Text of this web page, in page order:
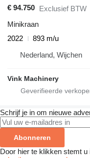
€ 94.750 Exclusief BTW
Minikraan
2022
893 m/u
Nederland, Wijchen
Vink Machinery
Schrijf je in om nieuwe
Abonneren
Door hier te klikken stemt u